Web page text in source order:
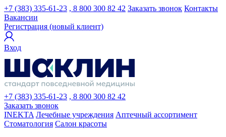
+7 (383) 335-61-23 , 8 800 300 82 42 Заказать звонок Контакты
Вакансии
Регистрация (новый клиент)
Вход
+7 (383) 335-61-23 , 8 800 300 82 42
Заказать звонок
INEKTA Лечебные учреждения Аптечный ассортимент
Стоматология Салон красоты